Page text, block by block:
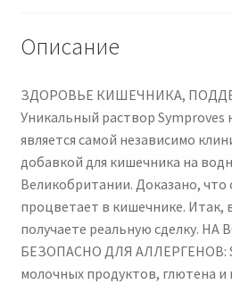
Supplement
Probiotic
Drink
with
Live
Bacteria,
Vegan
|
12x500ml
Описание
ЗДОРОВЬЕ КИШЕЧНИКА,
Уникальный раствор Symproves
является самой независимо
добавкой для кишечника на
Великобритании. Доказано,
процветает в кишечнике. Итак,
получаете реальную сделку.
БЕЗОПАСНО ДЛЯ АЛЛЕРГЕНОВ:
молочных продуктов, глютена и